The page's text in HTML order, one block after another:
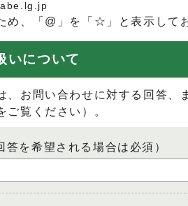
め、「@」を「☆」と表示して
いについて
、お問い合わせに対する回答
ご覧ください）。
答を希望される場合は必須）